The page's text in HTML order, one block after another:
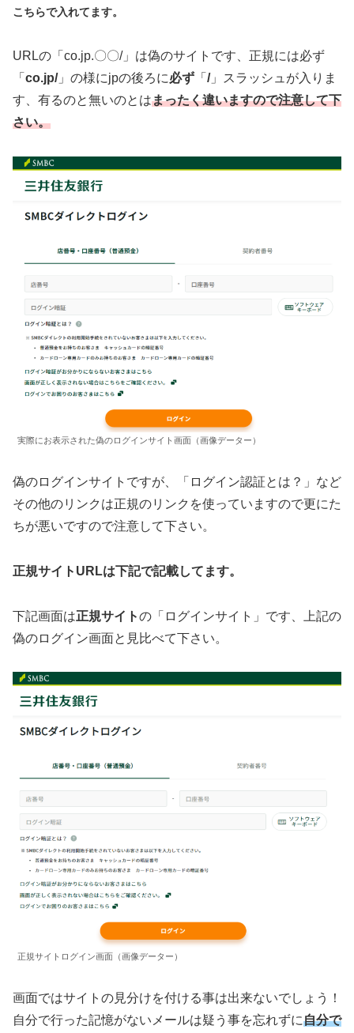
こちらで入れてます。
URLの「co.jp.〇〇/」は偽のサイトです、正規には必ず
「 co.jp/ 」の様にjpの後ろに必ず 「 / 」スラッシュが入りま
す、有るのと無いのとはまったく違いますので注意して下
さい。
実際にお表示された偽のログインサイト画面（画像データー）
偽のログインサイトですが、「ログイン認証とは？」など
その他のリンクは正規のリンクを使っていますので更にた
ちが悪いですので注意して下さい。
正規サイトURLは下記で記載してます。
下記画面は正規サイトの「ログインサイト」です、上記の
偽のログイン画面と見比べて下さい。
正規サイトログイン画面（画像データー）
画面ではサイトの見分けを付ける事は出来ないでしょう！
自分で行った記憶がないメールは疑う事を忘れずに自分で